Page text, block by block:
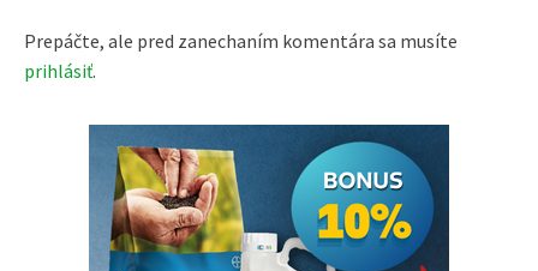
Prepáčte, ale pred zanechaním komentára sa musíte
prihlásiť.